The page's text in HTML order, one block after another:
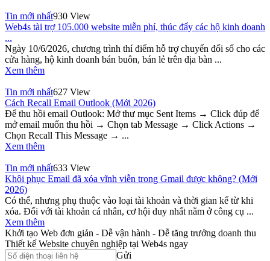
Tin mới nhất930 View
Web4s tài trợ 105.000 website miễn phí, thúc đẩy các hộ kinh doanh
...
Ngày 10/6/2026, chương trình thí điểm hỗ trợ chuyển đổi số cho các
cửa hàng, hộ kinh doanh bán buôn, bán lẻ trên địa bàn ...
Xem thêm
Tin mới nhất627 View
Cách Recall Email Outlook (Mới 2026)
Để thu hồi email Outlook: Mở thư mục Sent Items → Click đúp để
mở email muốn thu hồi → Chọn tab Message → Click Actions →
Chọn Recall This Message → ...
Xem thêm
Tin mới nhất633 View
Khôi phục Email đã xóa vĩnh viễn trong Gmail được không? (Mới
2026)
Có thể, nhưng phụ thuộc vào loại tài khoản và thời gian kể từ khi
xóa. Đối với tài khoản cá nhân, cơ hội duy nhất nằm ở công cụ ...
Xem thêm
Khởi tạo Web đơn giản - Dễ vận hành - Dễ tăng trưởng doanh thu
Thiết kế Website chuyên nghiệp tại Web4s ngay
Gửi